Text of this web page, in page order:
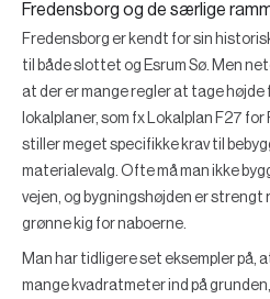
Fredensborg og de særlige
Fredensborg er kendt for sin
til både slottet og Esrum Sø. Men
at der er mange regler at tage højde
lokalplaner, som fx Lokalplan F27
stiller meget specifikke krav til
materialevalg. Ofte må man ikke
vejen, og bygningshøjden er strengt
grønne kig for naboerne.
Man har tidligere set eksempler på,
mange kvadratmeter ind på